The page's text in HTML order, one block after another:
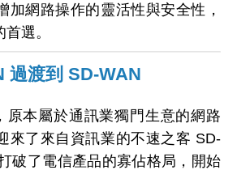
加網路操作的靈活性與安全性，
選。
過渡到 SD-WAN
原本屬於通訊業獨門生意的網路
來了來自資訊業的不速之客 SD-
破了電信產品的寡佔格局，開始